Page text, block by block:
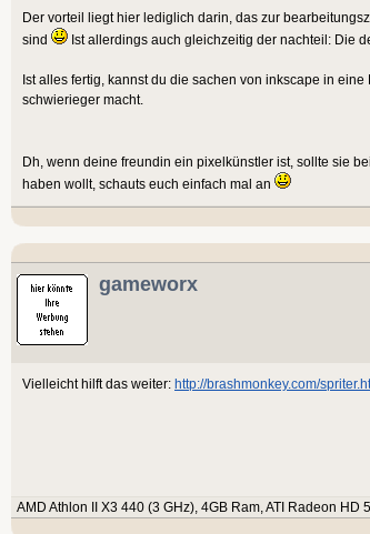
Der vorteil liegt hier lediglich darin, das zur
sind
Ist allerdings auch gleichzeitig der nachteil: Die
Ist alles fertig, kannst du die sachen von inkscape in
schwierieger macht.
Dh, wenn deine freundin ein pixelkünstler ist, sollte sie
haben wollt, schauts euch einfach mal an
gameworx
Vielleicht hilft das weiter: http://brashmonkey.com/
AMD Athlon II X3 440 (3 GHz), 4GB Ram, ATI Radeon HD